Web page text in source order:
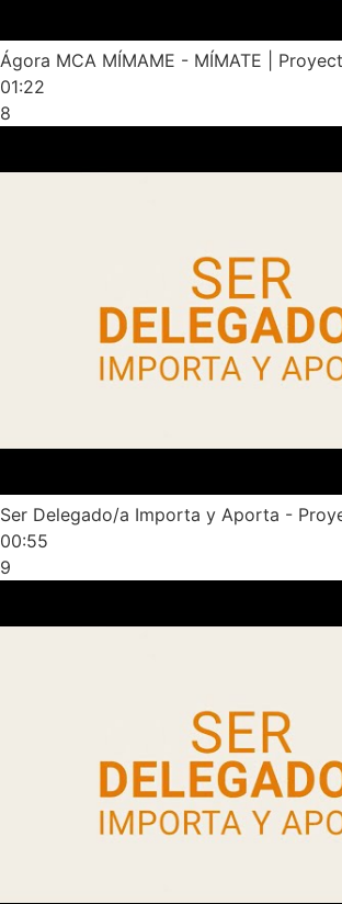
Ágora MCA MÍMAME - MÍMATE |
01:22
8
Ser Delegado/a Importa y Aporta -
00:55
9